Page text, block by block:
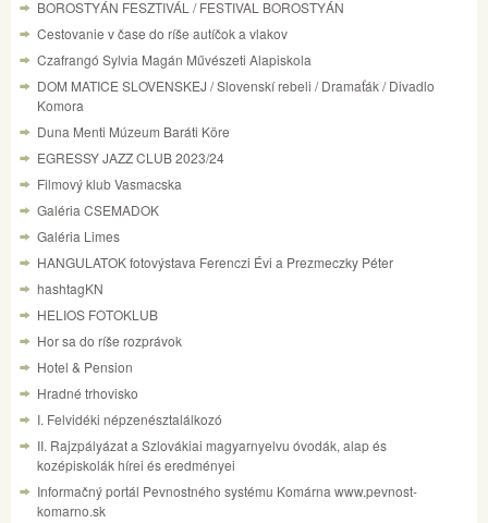
BOROSTYÁN FESZTIVÁL / FESTIVAL BOROSTYÁN
Cestovanie v čase do ríše autíčok a vlakov
Czafrangó Sylvia Magán Művészeti Alapiskola
DOM MATICE SLOVENSKEJ / Slovenskí rebeli / Dramaťák / Divadlo
Komora
Duna Menti Múzeum Baráti Köre
EGRESSY JAZZ CLUB 2023/24
Filmový klub Vasmacska
Galéria CSEMADOK
Galéria Limes
HANGULATOK fotovýstava Ferenczi Évi a Prezmeczky Péter
hashtagKN
HELIOS FOTOKLUB
Hor sa do ríše rozprávok
Hotel & Pension
Hradné trhovisko
I. Felvidéki népzenésztalálkozó
II. Rajzpályázat a Szlovákiai magyarnyelvu óvodák, alap és
kozépiskolák hírei és eredményei
Informačný portál Pevnostného systému Komárna www.pevnost-
komarno.sk